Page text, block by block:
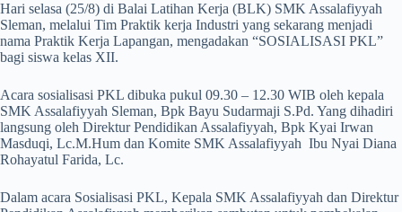
Hari selasa (25/8) di Balai Latihan Kerja (BLK) SMK Assalafiyyah
Sleman, melalui Tim Praktik kerja Industri yang sekarang menjadi
nama Praktik Kerja Lapangan, mengadakan “SOSIALISASI PKL”
bagi siswa kelas XII.
Acara sosialisasi PKL dibuka pukul 09.30 – 12.30 WIB oleh kepala
SMK Assalafiyyah Sleman, Bpk Bayu Sudarmaji S.Pd. Yang dihadiri
langsung oleh Direktur Pendidikan Assalafiyyah, Bpk Kyai Irwan
Masduqi, Lc.M.Hum dan Komite SMK Assalafiyyah Ibu Nyai Diana
Rohayatul Farida, Lc.
Dalam acara Sosialisasi PKL, Kepala SMK Assalafiyyah dan Direktur